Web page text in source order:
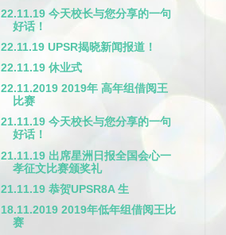
22.11.19 今天校长与您分享的一句
好话！
22.11.19 UPSR揭晓新闻报道！
22.11.19 休业式
22.11.2019 2019年 高年组借阅王
比赛
21.11.19 今天校长与您分享的一句
好话！
21.11.19 出席星洲日报全国会心一
孝征文比赛颁奖礼
21.11.19 恭贺UPSR8A 生
18.11.2019 2019年低年组借阅王比
赛